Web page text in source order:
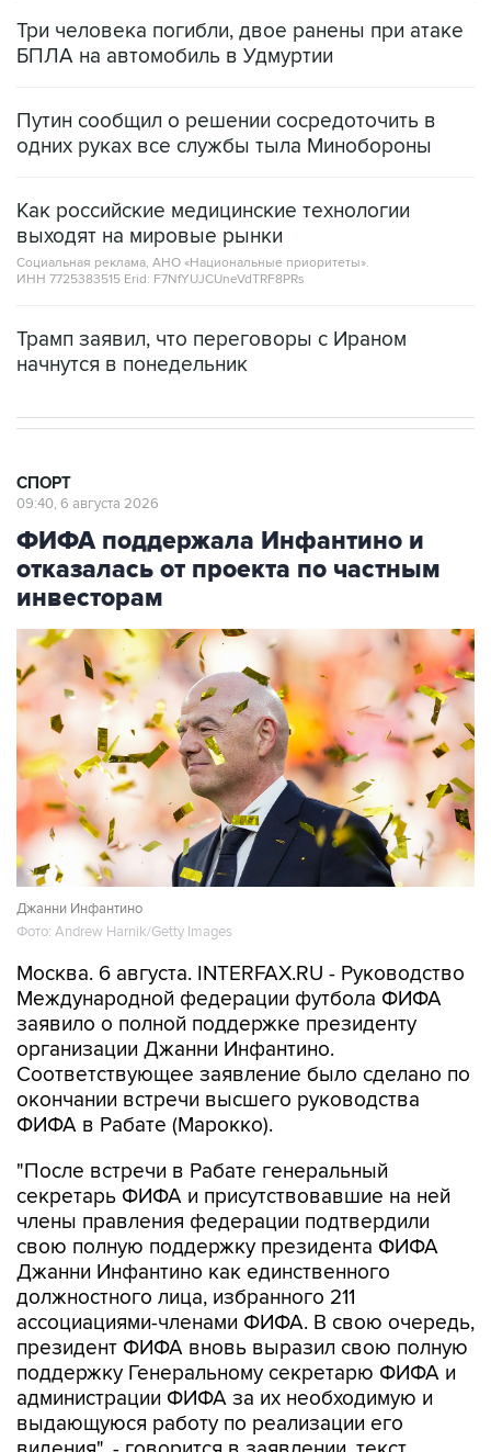
Три человека погибли, двое ранены при атаке
БПЛА на автомобиль в Удмуртии
Путин сообщил о решении сосредоточить в
одних руках все службы тыла Минобороны
Как российские медицинские технологии
выходят на мировые рынки
Социальная реклама, АНО «Национальные приоритеты».
ИНН 7725383515 Erid: F7NfYUJCUneVdTRF8PRs
Трамп заявил, что переговоры с Ираном
начнутся в понедельник
СПОРТ
09:40, 6 августа 2026
ФИФА поддержала Инфантино и
отказалась от проекта по частным
инвесторам
Джанни Инфантино
Фото: Andrew Harnik/Getty Images
Москва. 6 августа. INTERFAX.RU - Руководство
Международной федерации футбола ФИФА
заявило о полной поддержке президенту
организации Джанни Инфантино.
Соответствующее заявление было сделано по
окончании встречи высшего руководства
ФИФА в Рабате (Марокко).
"После встречи в Рабате генеральный
секретарь ФИФА и присутствовавшие на ней
члены правления федерации подтвердили
свою полную поддержку президента ФИФА
Джанни Инфантино как единственного
должностного лица, избранного 211
ассоциациями-членами ФИФА. В свою очередь,
президент ФИФА вновь выразил свою полную
поддержку Генеральному секретарю ФИФА и
администрации ФИФА за их необходимую и
выдающуюся работу по реализации его